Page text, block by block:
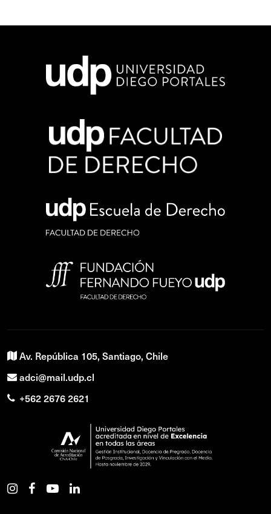
Av. República 105, Santiago, Chile
adci@mail.udp.cl
+562 2676 2621